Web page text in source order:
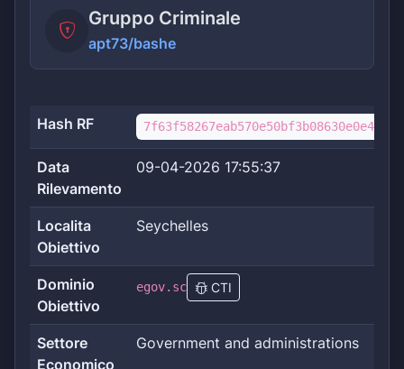
Gruppo Criminale
apt73/bashe
Hash RF
Data
Rilevamento
09-04-2026 17:55:37
Localita
Obiettivo
Seychelles
Dominio
Obiettivo
egov.sc CTI
Settore
Economico
Government and administrations